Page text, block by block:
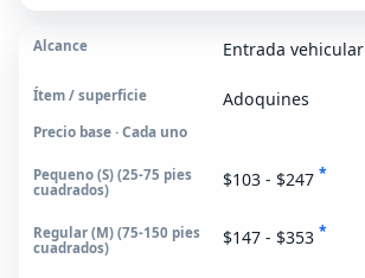
Entrada vehicular
Adoquines
Precio base · Cada uno
$103 - $247 *
$147 - $353 *